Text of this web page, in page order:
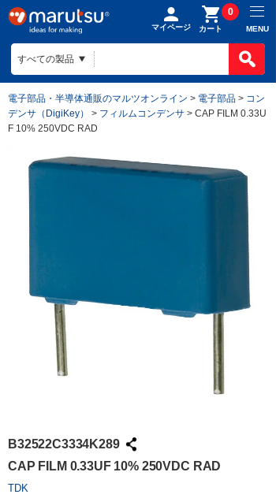
マイページ カート
0
MENU
電子部品・半導体通販のマルツオンライン > 電子部品 > コン
デンサ（DigiKey）
> フィルムコンデンサ > CAP FILM 0.33U
F 10% 250VDC RAD
B32522C3334K289
CAP FILM 0.33UF 10% 250VDC RAD
TDK